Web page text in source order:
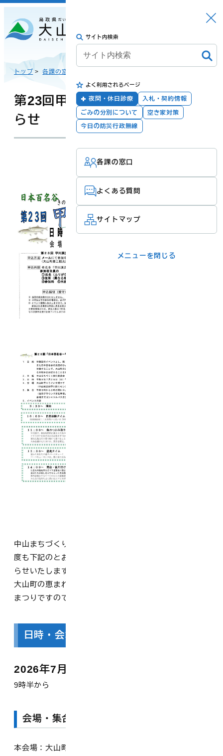
トップに戻る
暮らしの手続き 健康・福祉
子育て・教育 防災・安全
町政
産業・観光・文
日本語
English
한국어
简体汉语
サイト内検索
よく利用されるページ
夜間・休日診療
入札・契約情報
ごみの分別について
空き家対策
今日の防災行政無線
各課の窓口
よくある質問
サイトマップ
メニューを閉じる
トップ >各課の窓口
第23回甲川渓流まつり開催のお知
らせ
中山まちづくり実行委員会では、甲川渓流まつりを今年
度も下記のとおり開催することとなりましたので、お知
らせいたします。
大山町の恵まれた自然とその大切さを知ることのできる
まつりですので、ぜひご家族そろってご参加ください！
日時・会場など
2026年7月26日
9時半から
会場・集合時間
本会場：大山町甲川うぐいす橋下手（中山地区旧甲川釣